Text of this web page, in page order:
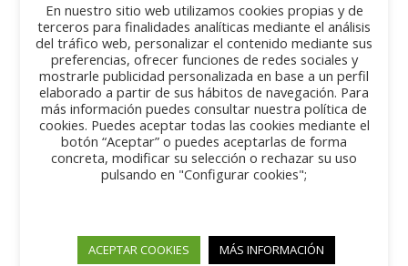
En nuestro sitio web utilizamos cookies propias y de
terceros para finalidades analíticas mediante el análisis
del tráfico web, personalizar el contenido mediante sus
preferencias, ofrecer funciones de redes sociales y
mostrarle publicidad personalizada en base a un perfil
elaborado a partir de sus hábitos de navegación. Para
más información puedes consultar nuestra política de
cookies. Puedes aceptar todas las cookies mediante el
botón “Aceptar” o puedes aceptarlas de forma
concreta, modificar su selección o rechazar su uso
pulsando en "Configurar cookies";
ACEPTAR COOKIES MÁS INFORMACIÓN